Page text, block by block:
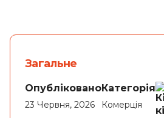
Загальне
Опубліковано
23 Червня, 2026
Категорія
Комерція